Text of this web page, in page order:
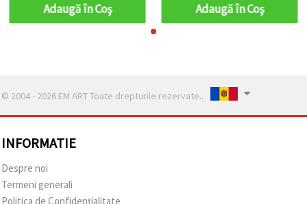
Adaugă în Coş Adaugă în Coş
© 2004 - 2026 EM ART Toate drepturile rezervate..
INFORMATIE
Despre noi
Termeni generali
Politica de Confidențialitate